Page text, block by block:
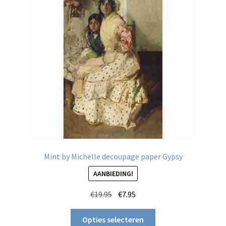
Mint by Michelle decoupage paper Gypsy
AANBIEDING!
€19.95 Oorspronkelijke
was:
€7.95
is:
Opties selecteren